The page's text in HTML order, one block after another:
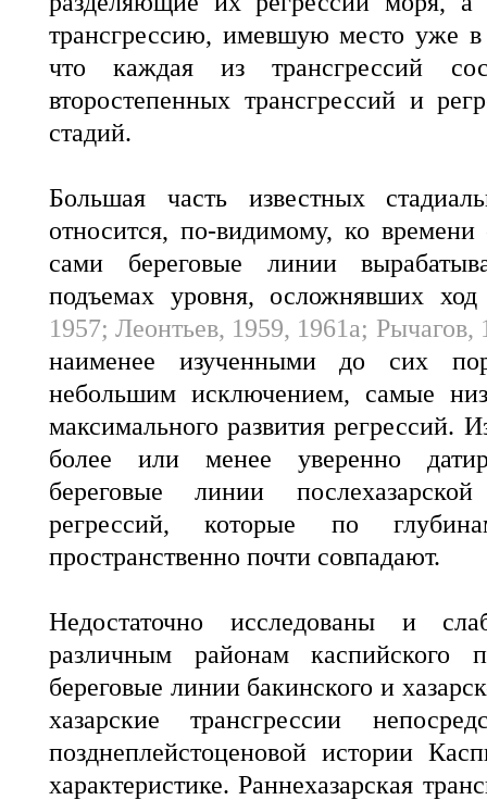
трансгрессию, имевшую место уже в
что каждая из трансгрессий
второстепенных трансгрессий и
стадий.
Большая часть известных
относится, по-видимому, ко времени
сами береговые линии
подъемах уровня, осложнявших
1957; Леонтьев, 1959, 1961а; Рычагов,
наименее изученными до сих
небольшим исключением, самые
максимального развития регрессий.
более или менее уверенно
береговые линии
регрессий, которые по
пространственно почти совпадают.
Недостаточно исследованы и
различным районам каспийского
береговые линии бакинского и
хазарские трансгрессии
позднеплейстоценовой истории
характеристике. Раннехазарская